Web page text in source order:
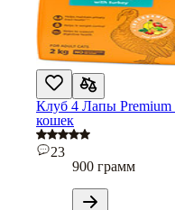
Клуб 4 Лапы Premium
кошек
23
900 грамм